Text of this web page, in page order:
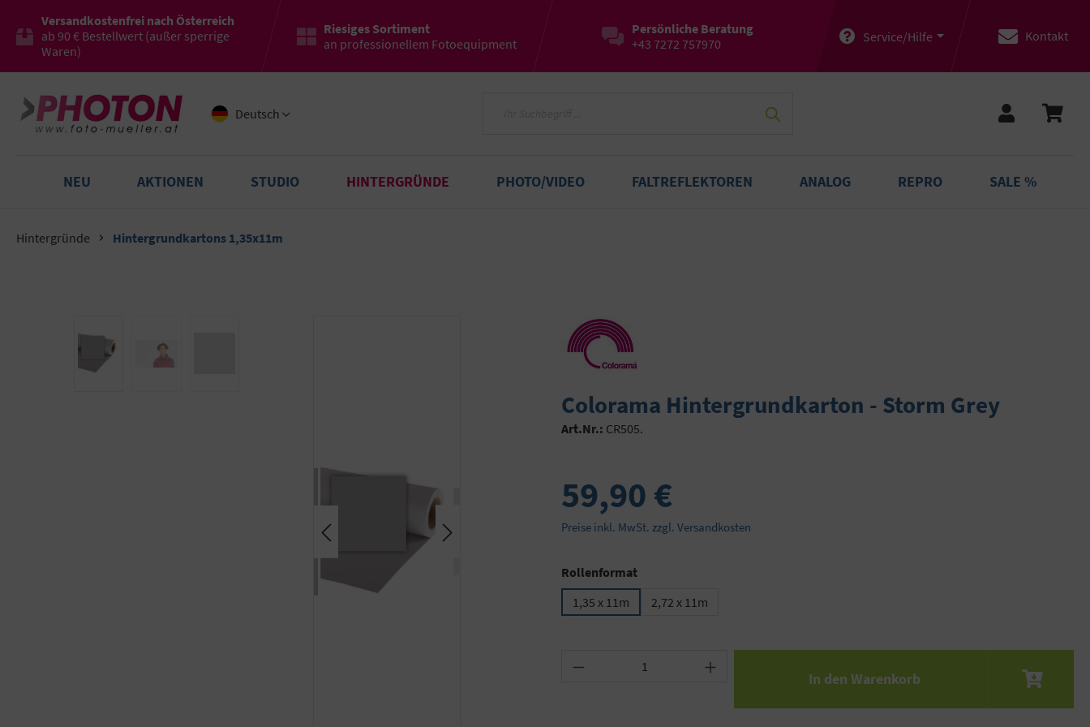
Versandkostenfrei nach Österreich
ab 90 € Bestellwert (außer sperrige
Waren)
Riesiges Sortiment
an professionellem Fotoequipment
Persönliche Beratung
+43 7272 757970
Service/Hilfe Kontakt
Deutsch
NEU AKTIONEN STUDIO HINTERGRÜNDE PHOTO/VIDEO FALTREFLEKTOREN ANALOG REPRO SALE %
Hintergründe Hintergrundkartons 1,35x11m
Colorama Hintergrundkarton - Storm Grey
Art.Nr.: CR505.
59,90 €
Preise inkl. MwSt. zzgl. Versandkosten
Rollenformatauswählen
1,35 x 11m
2,72 x 11m
Produkt Anzahl: Gib den gewünschten Wert ein oder benutze
In den Warenkorb